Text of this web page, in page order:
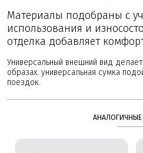
Материалы подобраны с
использования и
отделка добавляет
Универсальный внешний вид
образах. универсальная сумка
поездок.
АНАЛОГИЧНЫЕ